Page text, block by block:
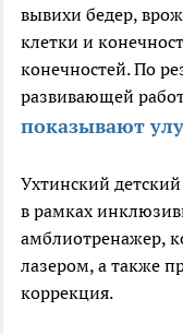
вывихи бедер,
клетки и
конечностей. По
развивающей
показывают
Ухтинский
в рамках
амблиотренажер,
лазером, а также
коррекция.